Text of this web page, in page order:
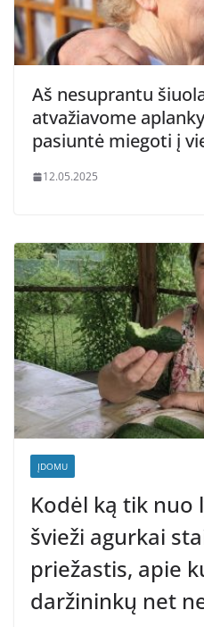
Aš nesuprantu
atvažiavome
pasiuntė miegoti į
12.05.2025
ĮDOMU
Kodėl ką tik nuo
švieži agurkai
priežastis, apie
daržininkų net